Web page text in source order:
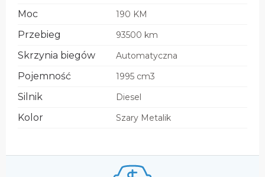
Moc 190 KM
Przebieg 93500 km
Skrzynia biegów Automatyczna
Pojemność 1995 cm3
Silnik Diesel
Kolor Szary Metalik